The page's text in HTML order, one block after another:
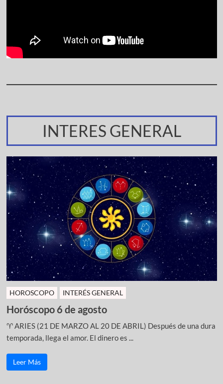
INTERES GENERAL
HOROSCOPO INTERÉS GENERAL
Horóscopo 6 de agosto
♈ ARIES (21 DE MARZO AL 20 DE ABRIL) Después de una dura
temporada, llega el amor. El dinero es ...
Leer Más